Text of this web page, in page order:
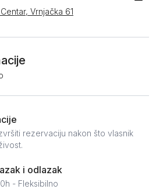
Vrnjačka 61
rezervaciju nakon što vlasnik
i odlazak
- Fleksibilno